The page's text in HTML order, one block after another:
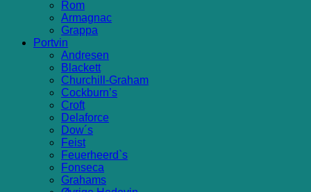
Rom
Armagnac
Grappa
Portvin
Andresen
Blackett
Churchill-Graham
Cockburn’s
Croft
Delaforce
Dow´s
Feist
Feuerheerd`s
Fonseca
Grahams